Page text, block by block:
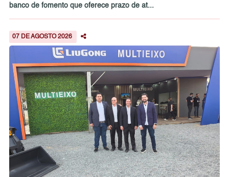
banco de fomento que oferece prazo de at...
07 DE AGOSTO 2026